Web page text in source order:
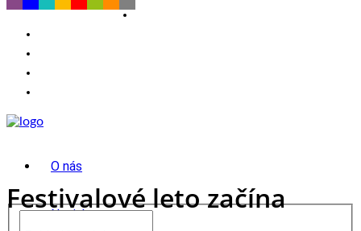
O nás
Novinky
Festivalové leto začína